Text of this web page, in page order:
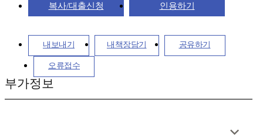
복사/대출신청 인용하기
내보내기 내책장담기 공유하기
오류접수
부가정보